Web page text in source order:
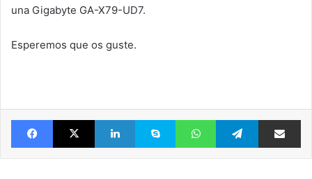
una Gigabyte GA-X79-UD7.
Esperemos que os guste.
FacebookX LinkedIn Skype WhatsAppTelegram